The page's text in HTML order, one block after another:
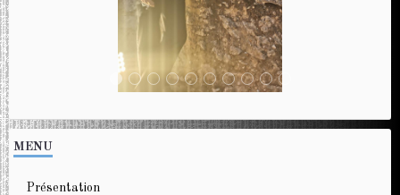
MENU
Présentation